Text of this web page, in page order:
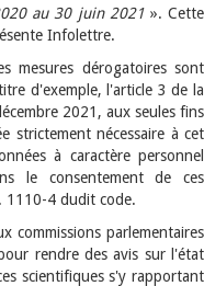
au 30 juin 2021». Cette
Infolettre.
mesures dérogatoires sont
d'exemple, l'article 3 de la
2021, aux seules fins
strictement nécessaire à cet
à caractère personnel
le consentement de ces
1110-4 dudit code.
commissions parlementaires
rendre des avis sur l'état
scientifiques s'y rapportant